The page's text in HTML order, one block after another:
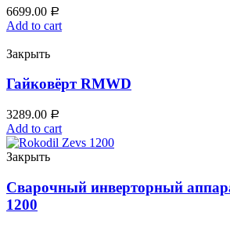
6699.00 Р
Add to cart
Закрыть
Гайковёрт RMWD
3289.00 Р
Add to cart
Закрыть
Сварочный инверторный
1200